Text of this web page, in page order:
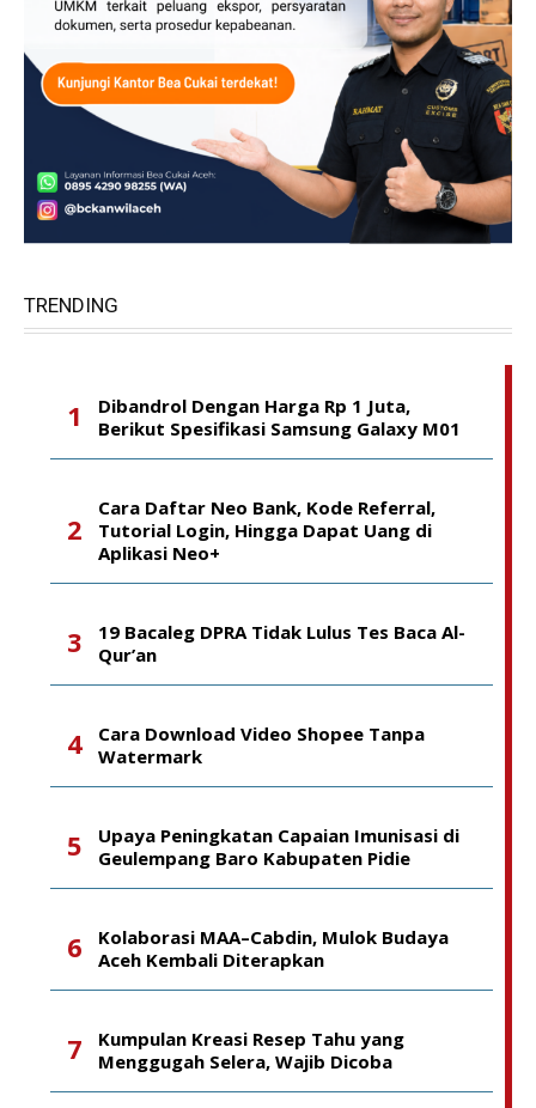
TRENDING
Dibandrol Dengan Harga Rp 1 Juta,
Berikut Spesifikasi Samsung Galaxy M01
Cara Daftar Neo Bank, Kode Referral,
Tutorial Login, Hingga Dapat Uang di
Aplikasi Neo+
19 Bacaleg DPRA Tidak Lulus Tes Baca Al-
Qur’an
Cara Download Video Shopee Tanpa
Watermark
Upaya Peningkatan Capaian Imunisasi di
Geulempang Baro Kabupaten Pidie
Kolaborasi MAA–Cabdin, Mulok Budaya
Aceh Kembali Diterapkan
Kumpulan Kreasi Resep Tahu yang
Menggugah Selera, Wajib Dicoba